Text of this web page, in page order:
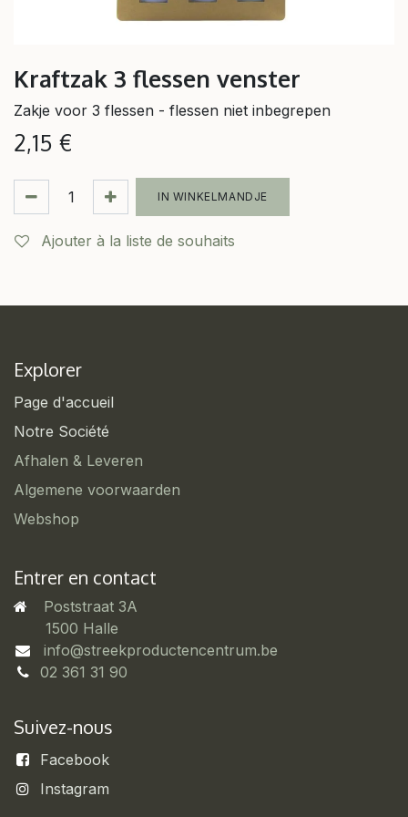
Kraftzak 3 flessen venster
Zakje voor 3 flessen - flessen niet inbegrepen
2,15 €
IN WINKELMANDJE
Ajouter à la liste de souhaits
Explorer
Page d'accueil
Notre Société
Afhalen & Leveren
Algemene voorwaarden
Webshop
Entrer en contact
Poststraat 3A
​1500 Halle
info@streekproductencentrum.be
02 361 31 90
Suivez-nous
Facebook
Instagram